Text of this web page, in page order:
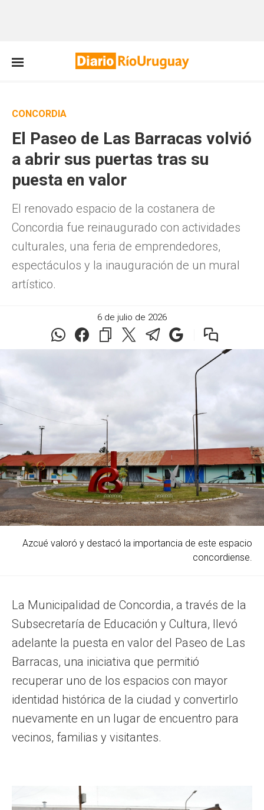
CONCORDIA
El Paseo de Las Barracas volvió
a abrir sus puertas tras su
puesta en valor
El renovado espacio de la costanera de
Concordia fue reinaugurado con actividades
culturales, una feria de emprendedores,
espectáculos y la inauguración de un mural
artístico.
6 de julio de 2026
Azcué valoró y destacó la importancia de este espacio
concordiense.
La Municipalidad de Concordia, a través de la
Subsecretaría de Educación y Cultura, llevó
adelante la puesta en valor del Paseo de Las
Barracas, una iniciativa que permitió
recuperar uno de los espacios con mayor
identidad histórica de la ciudad y convertirlo
nuevamente en un lugar de encuentro para
vecinos, familias y visitantes.